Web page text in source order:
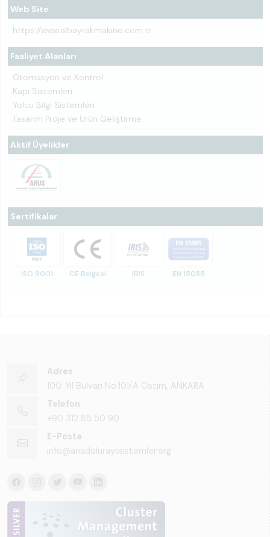
Web Site
https://www.albayrakmakine.com.tr
Faaliyet Alanları
Otomasyon ve Kontrol
Kapı Sistemleri
Yolcu Bilgi Sistemleri
Tasarım Proje ve Ürün Geliştirme
Aktif Üyelikler
Sertifikalar
ISO 9001 CE Belgesi IRIS EN 15085
Adres
100. Yıl Bulvarı No:101/A Ostim, ANKARA
Telefon
+90 312 85 50 90
E-Posta
info@anadoluraylisistemler.org